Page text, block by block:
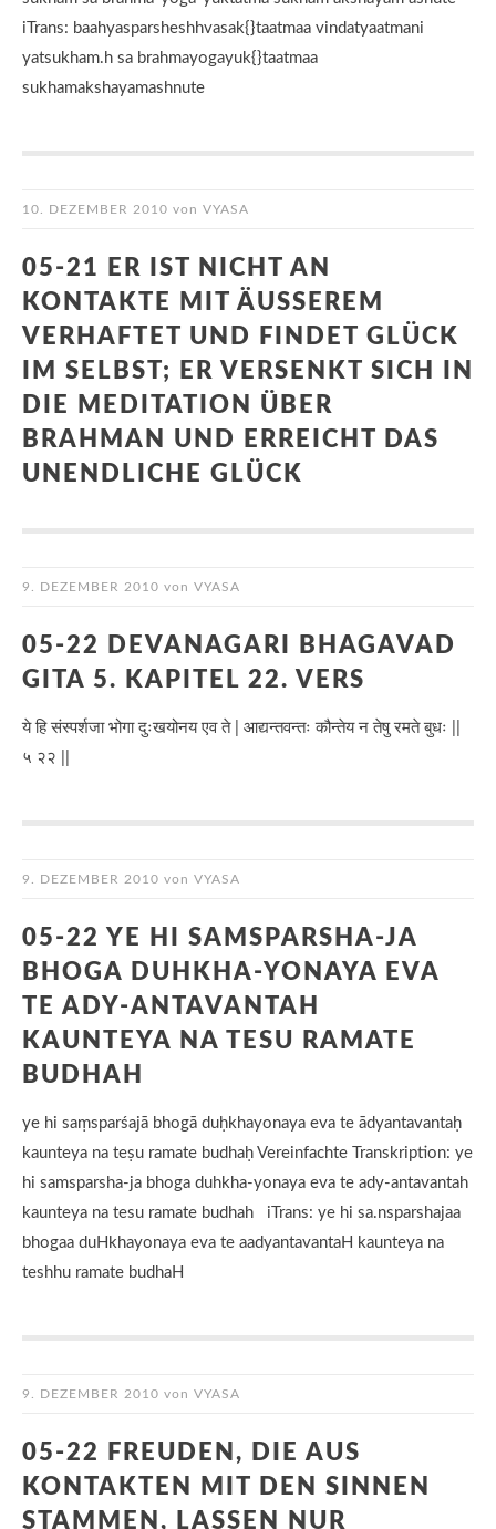
iTrans: baahyasparsheshhvasak{}taatmaa vindatyaatmani
yatsukham.h sa brahmayogayuk{}taatmaa
sukhamakshayamashnute
10. DEZEMBER 2010 von VYASA
05-21 ER IST NICHT AN
KONTAKTE MIT ÄUSSEREM V
ERHAFTET UND FINDET GLÜCK I
M SELBST; ER VERSENKT SICH IN D
IE MEDITATION ÜBER B
RAHMAN UND ERREICHT DAS U
NENDLICHE GLÜCK
9. DEZEMBER 2010 von VYASA
05-22 DEVANAGARI BHAGAVAD
GITA 5. KAPITEL 22. VERS
ये हि संस्पर्शजा भोगा दुःखयोनय एव ते | आद्यन्तवन्तः कौन्तेय न तेषु रमते बुधः ||
५ २२ ||
9. DEZEMBER 2010 von VYASA
05-22 YE HI SAMSPARSHA-JA
BHOGA DUHKHA-YONAYA EVA
TE ADY-ANTAVANTAH
KAUNTEYA NA TESU RAMATE
BUDHAH
ye hi saṃsparśajā bhogā duḥkhayonaya eva te ādyantavantaḥ
kaunteya na teṣu ramate budhaḥ Vereinfachte Transkription: ye
hi samsparsha-ja bhoga duhkha-yonaya eva te ady-antavantah
kaunteya na tesu ramate budhah iTrans: ye hi sa.nsparshajaa
bhogaa duHkhayonaya eva te aadyantavantaH kaunteya na
teshhu ramate budhaH
9. DEZEMBER 2010 von VYASA
05-22 FREUDEN, DIE AUS
KONTAKTEN MIT DEN SINNEN
STAMMEN, LASSEN NUR